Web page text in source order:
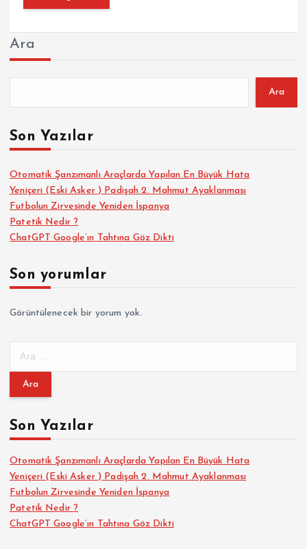
Ara
Ara
Son Yazılar
Otomatik Şanzımanlı Araçlarda Yapılan En Büyük Hata
Yeniçeri (Eski Asker ) Padişah 2. Mahmut Ayaklanması
Futbolun Zirvesinde Yeniden İspanya
Patetik Nedir ?
ChatGPT Google’ın Tahtına Göz Dikti
Son yorumlar
Görüntülenecek bir yorum yok.
m
:Son Yazılar
Otomatik Şanzımanlı Araçlarda Yapılan En Büyük Hata
Yeniçeri (Eski Asker ) Padişah 2. Mahmut Ayaklanması
Futbolun Zirvesinde Yeniden İspanya
Patetik Nedir ?
ChatGPT Google’ın Tahtına Göz Dikti